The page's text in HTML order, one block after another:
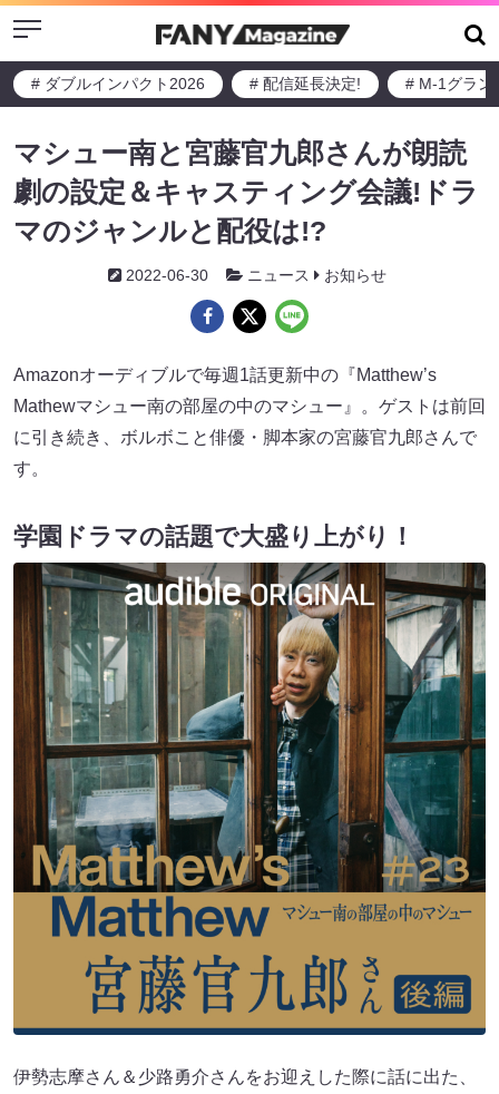
Menu
# ダブルインパクト2026 # 配信延長決定! # M-1グラン
マシュー南と宮藤官九郎さんが朗読
劇の設定＆キャスティング会議!ドラ
マのジャンルと配役は!?
2022-06-30 ニュース お知らせ
Amazonオーディブルで毎週1話更新中の『Matthew’s
Mathewマシュー南の部屋の中のマシュー』。ゲストは前回
に引き続き、ボルボこと俳優・脚本家の宮藤官九郎さんで
す。
学園ドラマの話題で大盛り上がり！
伊勢志摩さん＆少路勇介さんをお迎えした際に話に出た、